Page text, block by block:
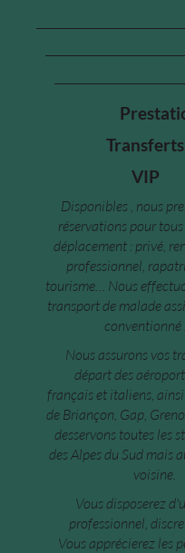
Transferts
VIP
Disponibles , nous
réservations pour
déplacement : privé,
professionnel,
tourisme… Nous
transport de malade
conventionné .
Nous assurons vos
départ des
français et italiens, ainsi
de Briançon, Gap,
desservons toutes les
des Alpes du Sud mais
voisine.
Vous disposerez
professionnel,
Vous apprécierez les